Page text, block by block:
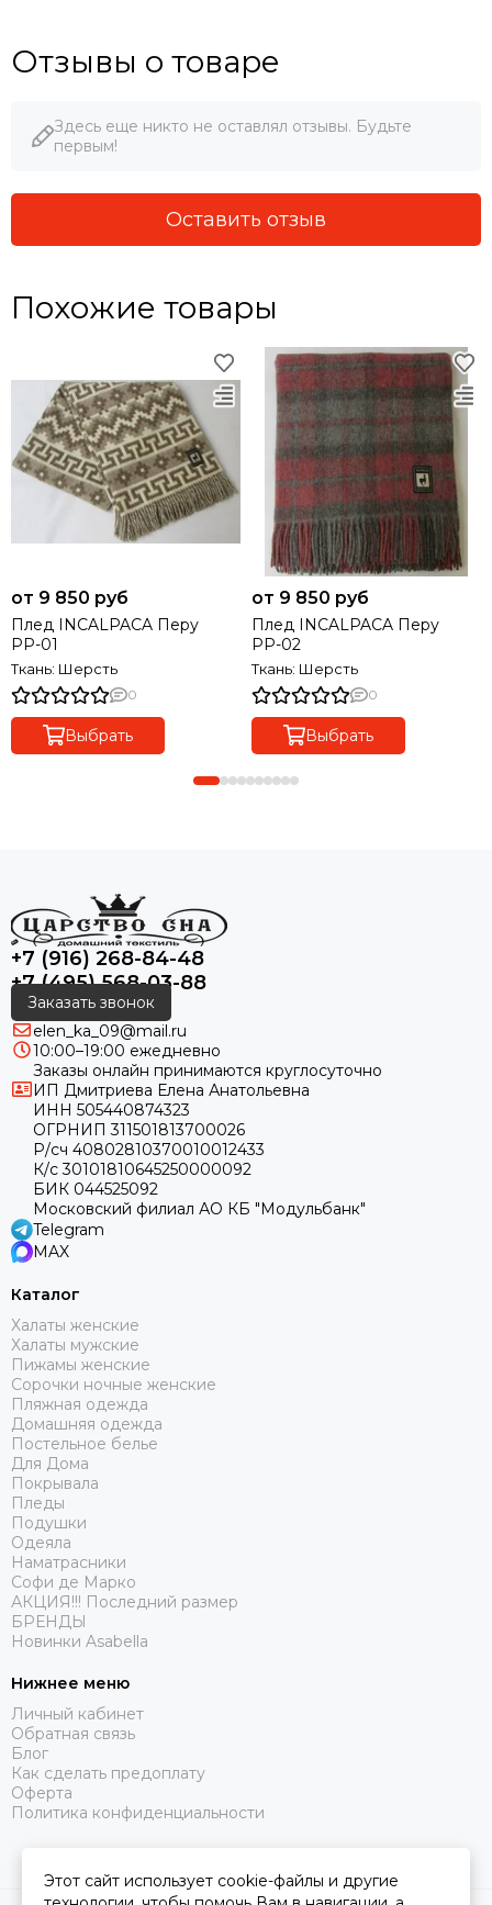
Отзывы о товаре
Здесь еще никто не оставлял отзывы. Будьте
первым!
Оставить отзыв
Похожие товары
от 9 850 руб
Плед INCALPACA Перу
РР-01
Ткань: Шерсть
0
Выбрать
от 9 850 руб
Плед INCALPACA Перу
РР-02
Ткань: Шерсть
0
Выбрать
+7 (916) 268-84-48
+7 (495) 568-03-88
Заказать звонок
elen_ka_09@mail.ru
10:00–19:00 ежедневно
Заказы онлайн принимаются круглосуточно
ИП Дмитриева Елена Анатольевна
ИНН 505440874323
ОГРНИП 311501813700026
Р/сч 40802810370010012433
К/с 30101810645250000092
БИК 044525092
Московский филиал АО КБ "Модульбанк"
Telegram
MAX
Каталог
Халаты женские
Халаты мужские
Пижамы женские
Сорочки ночные женские
Пляжная одежда
Домашняя одежда
Постельное белье
Для Дома
Покрывала
Пледы
Подушки
Одеяла
Наматрасники
Софи де Марко
АКЦИЯ!!! Последний размер
БРЕНДЫ
Новинки Asabella
Нижнее меню
Личный кабинет
Обратная связь
Блог
Как сделать предоплату
Оферта
Политика конфиденциальности
Этот сайт использует cookie-файлы и другие